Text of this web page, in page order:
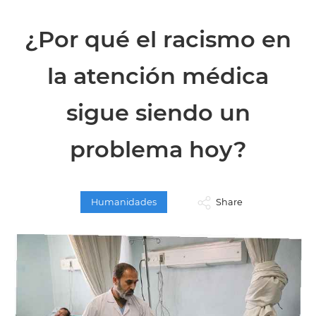
¿Por qué el racismo en
la atención médica
sigue siendo un
problema hoy?
Humanidades Share